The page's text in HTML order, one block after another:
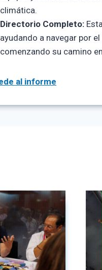
climática.
Directorio Completo:
ayudando a navegar por
comenzando su camino
al informe